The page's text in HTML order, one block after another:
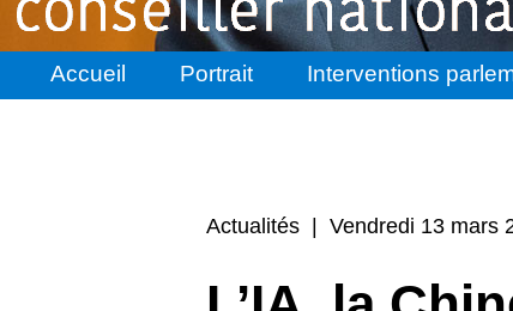
Accueil Portrait Interventions
Actualités | Vendredi 13 mars